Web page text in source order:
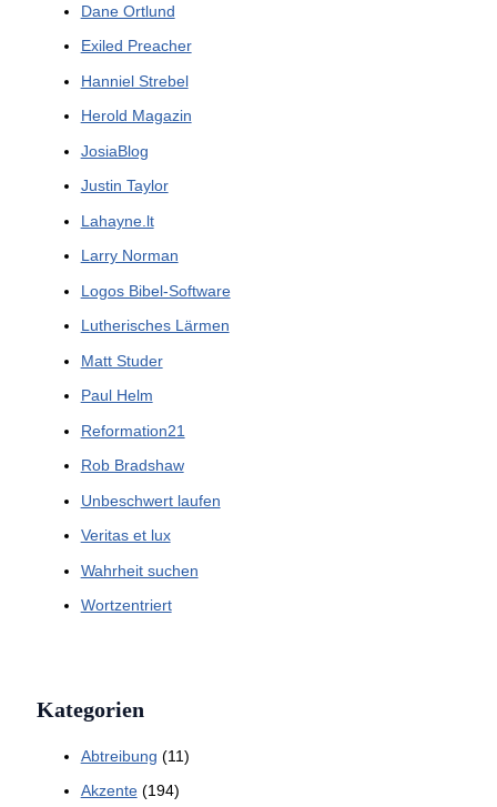
Dane Ortlund
Exiled Preacher
Hanniel Strebel
Herold Magazin
JosiaBlog
Justin Taylor
Lahayne.lt
Larry Norman
Logos Bibel-Software
Lutherisches Lärmen
Matt Studer
Paul Helm
Reformation21
Rob Bradshaw
Unbeschwert laufen
Veritas et lux
Wahrheit suchen
Wortzentriert
Kategorien
Abtreibung (11)
Akzente(194)